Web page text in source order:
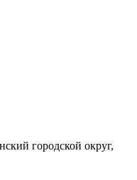
городской округ,